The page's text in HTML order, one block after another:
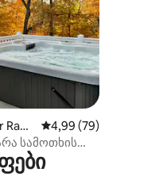
მიმოხილვა
საშუალო შეფასებაა
4,99 (79)
სამოთხის